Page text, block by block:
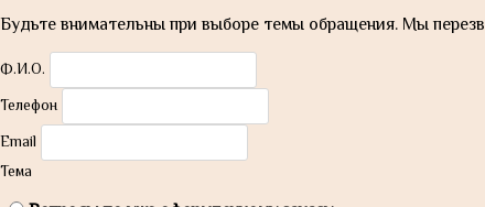
Будьте внимательны при выборе темы обращения. Мы
Ф.И.О.
Телефон
Email
Тема